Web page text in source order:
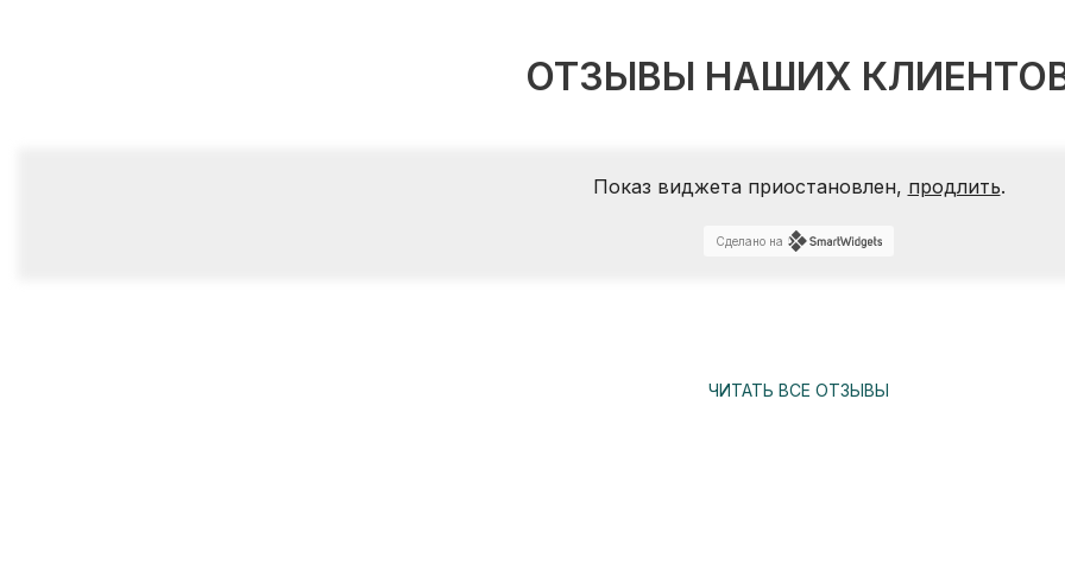
ОТЗЫВЫ НАШИХ
Показ виджета приостановлен, продлить.
Сделано на
ЧИТАТЬ ВСЕ ОТЗЫВЫ